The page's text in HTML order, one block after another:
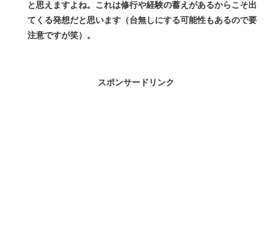
と思えますよね。これは修行や経験の蓄えがあるからこそ出
てくる発想だと思います（台無しにする可能性もあるので要
注意ですが笑）。
スポンサードリンク